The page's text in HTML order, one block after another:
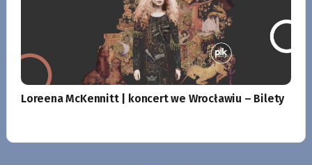
Loreena McKennitt | koncert we Wrocławiu – Bilety